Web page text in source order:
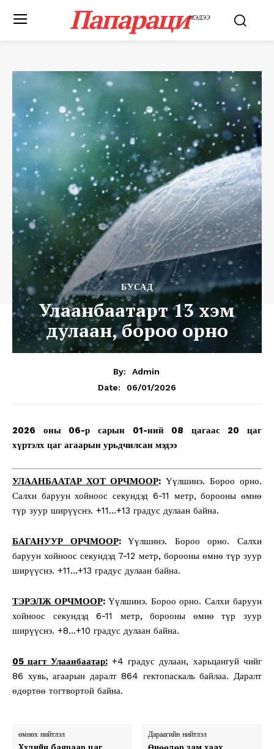
ПапарациМЭДЭЭ
БУСАД
Улаанбаатарт 13 хэм
дулаан, бороо орно
By:
Admin
Date:
06/01/2026
2026 оны 06-р сарын 01-ний 08 цагаас 20 цаг
хүртэлх цаг агаарын урьдчилсан мэдээ
УЛААНБААТАР ХОТ ОРЧМООР: Үүлшинэ. Бороо орно.
Салхи баруун хойноос секундэд 6-11 метр, борооны өмнө
түр зуур ширүүснэ. +11…+13 градус дулаан байна.
БАГАНУУР ОРЧМООР:Үүлшинэ. Бороо орно. Салхи
баруун хойноос секундэд 7-12 метр, борооны өмнө түр зуур
ширүүснэ. +11…+13 градус дулаан байна.
ТЭРЭЛЖ ОРЧМООР: Үүлшинэ. Бороо орно. Салхи баруун
хойноос секундэд 6-11 метр, борооны өмнө түр зуур
ширүүснэ. +8…+10 градус дулаан байна.
05 цагт Улаанбаатар:+4 градус дулаан, харьцангуй чийг
86 хувь, агаарын даралт 864 гектопаскаль байлаа. Даралт
өдөртөө тогтвортой байна.
өмнөх нийтлэл Дараагийн нийтлэл